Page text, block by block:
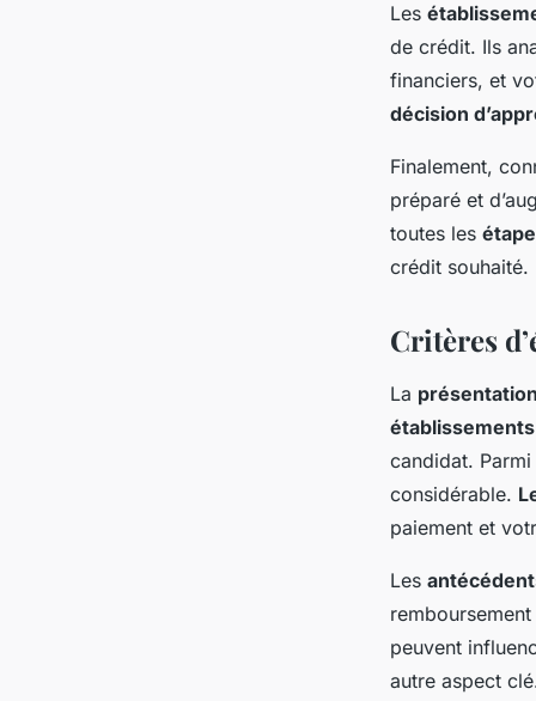
Les
de crédit. Ils
financiers, et
décision
Finalement,
préparé et
toutes les
crédit souhaité.
Critères
La
candidat.
considérable.
paiement et
Les
peuvent
autre aspect